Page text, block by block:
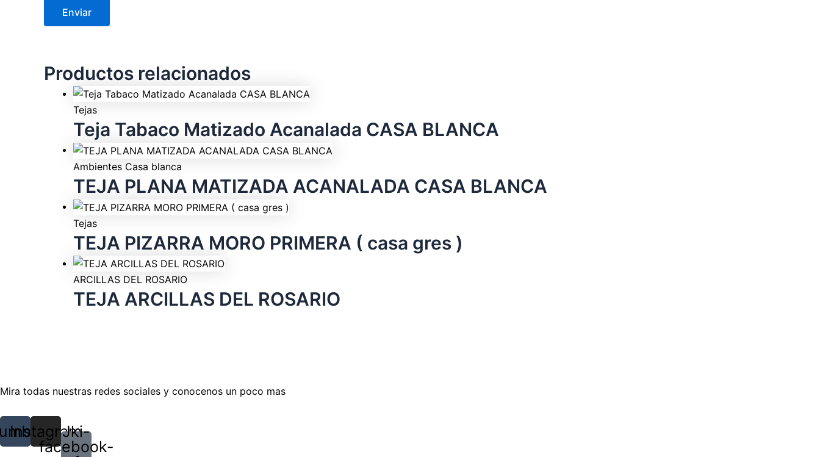
Productos relacionados
Tejas
Teja Tabaco Matizado Acanalada CASA BLANCA
Ambientes Casa blanca
TEJA PLANA MATIZADA ACANALADA CASA BLANCA
Tejas
TEJA PIZARRA MORO PRIMERA ( casa gres )
ARCILLAS DEL ROSARIO
TEJA ARCILLAS DEL ROSARIO
Mira todas nuestras redes sociales y conocenos un poco mas
Instagram
Jki-
facebook-